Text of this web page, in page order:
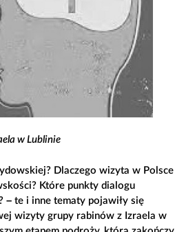
w Lublinie
Dlaczego wizyta w Polsce
Które punkty dialogu
– te i inne tematy pojawiły się
wizyty grupy rabinów z Izraela w